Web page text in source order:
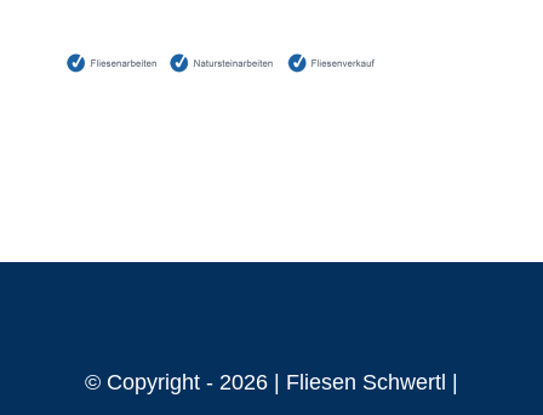
© Copyright - 2026 | Fliesen Schwertl